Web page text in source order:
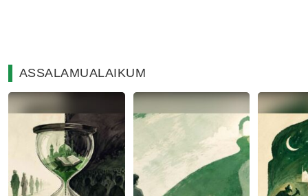
ASSALAMUALAIKUM